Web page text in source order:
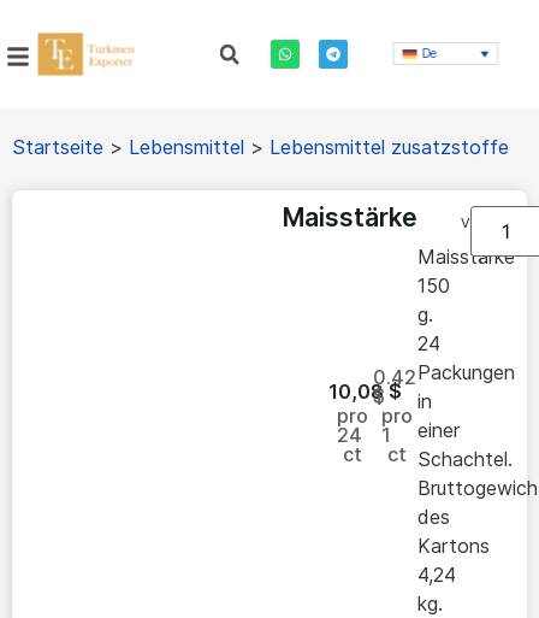
De
Startseite > Lebensmittel > Lebensmittel zusatzstoffe
Maisstärke
10,08$
pro
24
ct
0.42
$
pro
1
ct
Maisstärke
150
g.
24
Packungen
in
einer
Schachtel.
des
Kartons
4,24
kg.
Vorrätig